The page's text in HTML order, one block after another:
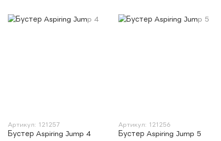
Артикул: 121257
Бустер Aspiring Jump 4
Артикул: 121256
Бустер Aspiring Jump 5